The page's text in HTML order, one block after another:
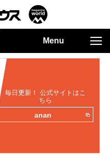
Menu
毎日更新！ 公式サイトはこ
ちら
anan